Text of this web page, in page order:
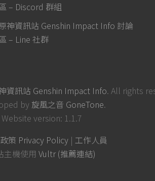
– Discord 群組
神資訊站 Genshin Impact Info 討論
– Line 社群
資訊站 Genshin Impact Info. All rights
by 旋風之音 GoneTone.
Website version: 1.1.7
策 Privacy Policy | 工作人員
主機使用 Vultr (推薦連結)